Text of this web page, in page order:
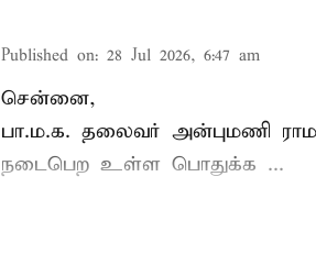
Published on: 28 Jul 2026, 6:47 am
சென்னை,
பா.ம.க. தலைவர் அன்புமணி
நடைபெற உள்ள பொதுக்க ...